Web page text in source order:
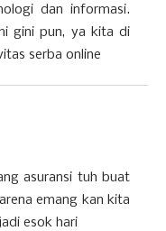
dan informasi.
gini pun, ya kita di
serba online
asuransi tuh buat
emang kan kita
esok hari